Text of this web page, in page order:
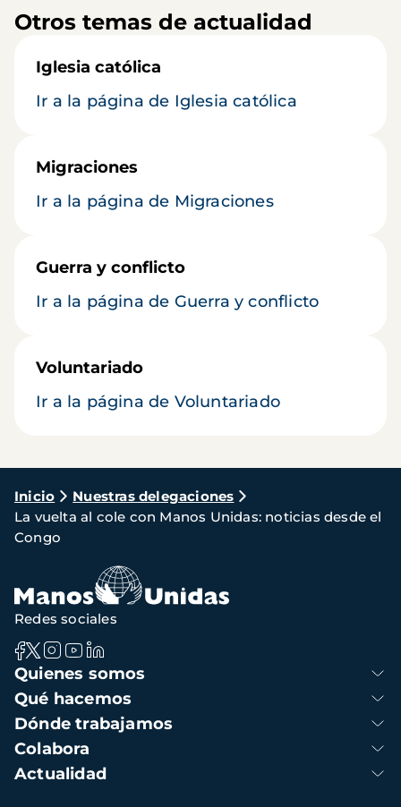
Otros temas de actualidad
Iglesia católica
Ir a la página de Iglesia católica
Migraciones
Ir a la página de Migraciones
Guerra y conflicto
Ir a la página de Guerra y conflicto
Voluntariado
Ir a la página de Voluntariado
Ruta
de
navegación
Inicio
Nuestras delegaciones
La vuelta al cole con Manos Unidas: noticias desde el
Congo
Navegación
principal
Quienes somos
Qué hacemos
Dónde trabajamos
Colabora
Actualidad
Redes sociales